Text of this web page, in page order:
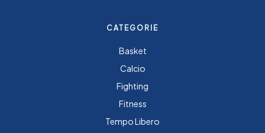
CATEGORIE
Basket
Calcio
Fighting
Fitness
Tempo Libero